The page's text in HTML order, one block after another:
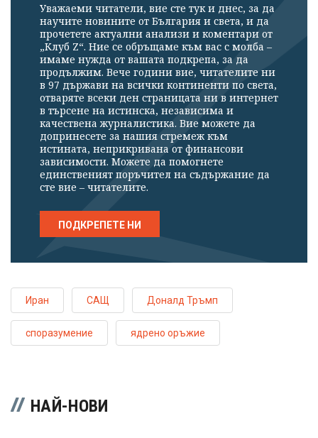
Уважаеми читатели, вие сте тук и днес, за да
научите новините от България и света, и да
прочетете актуални анализи и коментари от
„Клуб Z“. Ние се обръщаме към вас с молба –
имаме нужда от вашата подкрепа, за да
продължим. Вече години вие, читателите ни
в 97 държави на всички континенти по света,
отваряте всеки ден страницата ни в интернет
в търсене на истинска, независима и
качествена журналистика. Вие можете да
допринесете за нашия стремеж към
истината, неприкривана от финансови
зависимости. Можете да помогнете
единственият поръчител на съдържание да
сте вие – читателите.
ПОДКРЕПЕТЕ НИ
Иран САЩ Доналд Тръмп
споразумение ядрено оръжие
НАЙ-НОВИ